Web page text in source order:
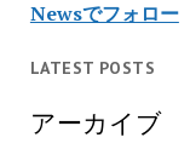
Newsでフォロー
LATEST POSTS
アーカイブ